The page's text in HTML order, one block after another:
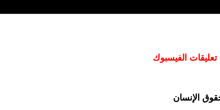
تعليقات الفيسبوك
الإنسان